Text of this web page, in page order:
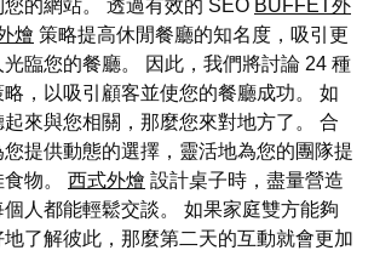
的網站。 透過有效的 SEO BUFFET外
燴 策略提高休閒餐廳的知名度，吸引更
臨您的餐廳。 因此，我們將討論 24 種
，以吸引顧客並使您的餐廳成功。 如
來與您相關，那麼您來對地方了。 合
提供動態的選擇，靈活地為您的團隊提
物。 西式外燴 設計桌子時，盡量營造
人都能輕鬆交談。 如果家庭雙方能夠
了解彼此，那麼第二天的互動就會更加